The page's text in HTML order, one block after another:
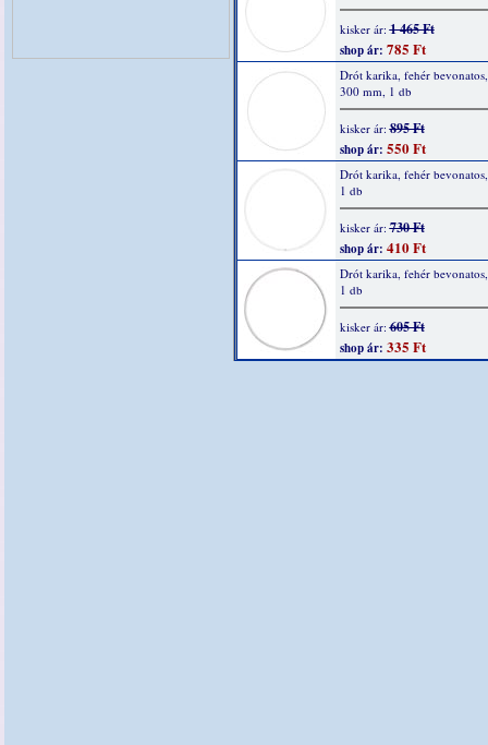
kisker ár:1 465 Ft
shop ár: 785 Ft
Drót karika, fehér
300 mm, 1 db
kisker ár:895 Ft
shop ár: 550 Ft
Drót karika, fehér
1 db
kisker ár:730 Ft
shop ár: 410 Ft
Drót karika, fehér
1 db
kisker ár:605 Ft
shop ár: 335 Ft